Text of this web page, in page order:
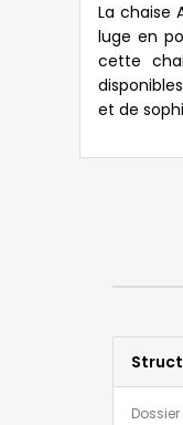
La chaise
luge en
cette
et de